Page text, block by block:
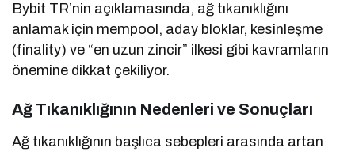
Bybit TR’nin açıklamasında, ağ tıkanıklığını
anlamak için mempool, aday bloklar, kesinleşme
(finality) ve “en uzun zincir” ilkesi gibi kavramların
önemine dikkat çekiliyor.
Ağ Tıkanıklığının Nedenleri ve Sonuçları
Ağ tıkanıklığının başlıca sebepleri arasında artan